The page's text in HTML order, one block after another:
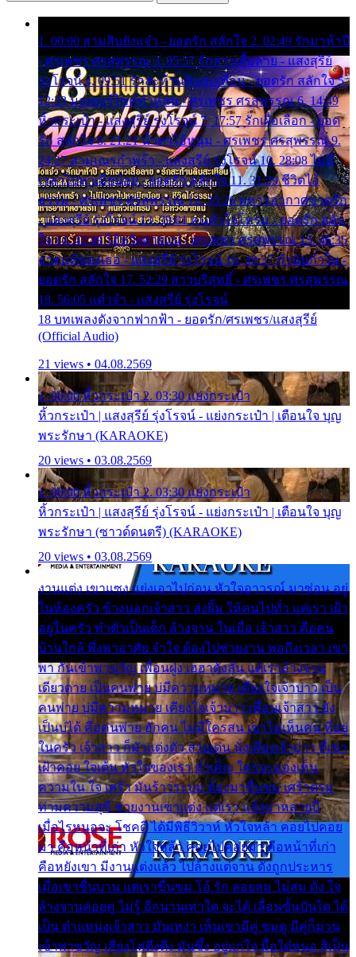
1. 00:00 สามสิบยังแจ๋ว - ยอดรัก สลักใจ 2. 02:49 รักมาห้าปี
- ศรเพชร ศรสุพรรณ 3. 05:57 รักสาวเสื้อลาย - แสงสุรีย์
รุ่งโรจน์ 4. 09:51 รักสะท้านดินสะเทือน - ยอดรัก สลักใจ 5.
12:23 มอเตอร์ไซค์ทำหล่น - ศรเพชร ศรสุพรรณ 6. 14:49
หิ้วกระเป๋า - แสงสุรีย์ รุ่งโรจน์ 7. 17:57 รักเผื่อเลือก - ยอด
รัก สลักใจ 8. 21:21 น้ำตาไอ้หนุ่ม - ศรเพชร ศรสุพรรณ 9.
24:27 สามเณรกำพร้า - แสงสุรีย์ รุ่งโรจน์ 10. 28:08 ไม่มี
เวลาไปหาเมียน้อย - ยอดรัก สลักใจ 11. 31:29 ชีวิตไอ้
ธรรม - ศรเพชร ศรสุพรรณ 12. 35:26 ทหารอากาศขาดรัก
- แสงสุรีย์ รุ่งโรจน์ 13. 39:01 คนหัวใจโทรม - ยอดรัก สลัก
ใจ 14. 42:49 ไอ้หวังตายแน่ - ศรเพชร ศรสุพรรณ 15. 46:35
ธาตุแท้ของเธอ - แสงสุรีย์ รุ่งโรจน์ 16. 49:57 กำนันกำใน -
ยอดรัก สลักใจ 17. 52:29 สาวบริสุทธิ์ - ศรเพชร ศรสุพรรณ
18. 56:05 แต๋วจ๋า - แสงสุรีย์ รุ่งโรจน์
18 บทเพลงดังจากฟากฟ้า - ยอดรัก/ศรเพชร/แสงสุรีย์
(Official Audio)
21 views • 04.08.2569
1. 00:00 หิ้วกระเป๋า 2. 03:30 แย่งกระเป๋า
หิ้วกระเป๋า | แสงสุรีย์ รุ่งโรจน์ - แย่งกระเป๋า | เตือนใจ บุญ
พระรักษา (KARAOKE)
20 views • 03.08.2569
1. 00:00 หิ้วกระเป๋า 2. 03:30 แย่งกระเป๋า
หิ้วกระเป๋า | แสงสุรีย์ รุ่งโรจน์ - แย่งกระเป๋า | เตือนใจ บุญ
พระรักษา (ซาวด์ดนตรี) (KARAOKE)
20 views • 03.08.2569
งานแต่ง เขาแซง แย่งเอาไปก่อน หัวใจอาวรณ์ มาซ่อน อยู่
ในห้องครัว ข้างนอกเจ้าสาว ส่งยิ้ม ให้คนไปทั่ว แต่เรา เฝ้า
อยู่ในครัว ทำตัวเป็นเด็ก ล้างจาน ในเมื่อ เจ้าสาว คือคน
บ้านใกล้ พึ่งพาอาศัย จำใจ ต้องไปช่วยงาน พอถึงเวลา เขา
พา กันเข้าพาขวัญ เพื่อนฝูง เฮฮาดังลั่น แต่เราล้างจาน
เดียวดาย เป็นคนพ่าย บ่มีความหมาย เคียงใจเจ้าบ่าว เป็น
คนพ่าย บ่มีความหมาย เคียงใจเจ้าบ่าว เพื่อนเจ้าสาว ยัง
เป็นบ่ได้ คือคนพ่าย ฮักคน ไม่มีใครสน เขาไม่เห็นคน ที่อยู่
ในครัว เจ้าสาว ก็มัวแต่งตัว สวยเด่น นั่งเคียงเจ้าบ่าว ที่เขา
เฝ้าคอย ใจเต้น หัวใจของเรา ลำเค็ญ ใครจะมองเห็น
ความใน ใจ เศร้า มันร้าวระบม ต้องมาขื่นขม เศร้าตรม
ท่ามความสุขี ช่วยงานเขาแต่ง แต่เรา แล้งมาหลายปี
เมื่อไรหนอจะ โชคดี ได้มีพิธีวิวาห์ หัวใจหล้า คอยไปคอย
มา คือหน้าที่เก่า หัวใจหล้า คอยไปคอยมา คือหน้าที่เก่า
คือหยังเขา มีงานแต่งแล้ว ไปล้างแต่จาน ดั่งถูกประหาร
เมื่อเขาชื่นบาน แต่เราขื่นขม โอ้ รัก ลอยลม ไม่สม ดัง ใจ
ล้างจานคอยคู่ ไม่รู้ อีกนานเท่าใด จะได้ เลื่อนขั้นบันได ได้
เป็น ตำแหน่งเจ้าสาว มันเหงา เห็นเขามีคู่ ซมดู มีคู่ก็ม่วน
เข้าพาขวัญ เสียงโห่ตึงตึง มันซึ้ง อยู่แก่ใจ มื้อใด๋หนอ สิเป็น